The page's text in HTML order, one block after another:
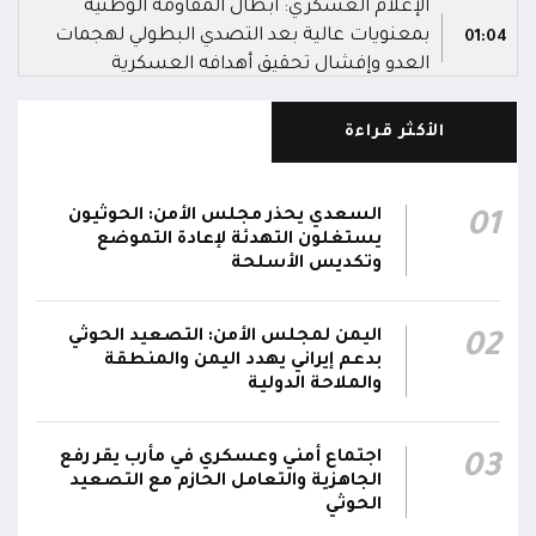
01:04
الإعلام العسكري: أبطال المقاومة الوطنية
بمعنويات عالية بعد التصدي البطولي لهجمات
العدو وإفشال تحقيق أهدافه العسكرية
الإعلام العسكري للمقاومة الوطنية: هجمات
مصدر عسكري: المقاومة الوطنية تحبط هجوماً
السلطة المحلية بالمخا تدين هجمات الحوثيين على
الميناء وتؤكد أنها لن تثني المدينة عن مواصلة
جهود البناء والتنمية
الأكثر قراءة
01
السعدي يحذر مجلس الأمن: الحوثيون
يستغلون التهدئة لإعادة التموضع
وتكديس الأسلحة
02
اليمن لمجلس الأمن: التصعيد الحوثي
بدعم إيراني يهدد اليمن والمنطقة
والملاحة الدولية
03
اجتماع أمني وعسكري في مأرب يقر رفع
الجاهزية والتعامل الحازم مع التصعيد
الحوثي